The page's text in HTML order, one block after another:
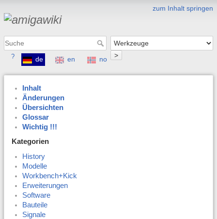
zum Inhalt springen
>
? de en no
Inhalt
Änderungen
Übersichten
Glossar
Wichtig !!!
Kategorien
History
Modelle
Workbench+Kick
Erweiterungen
Software
Bauteile
Signale